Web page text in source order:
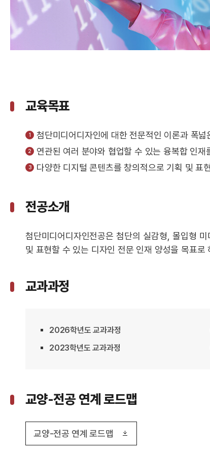
교육목표
첨단미디어디자인에 대한 전문적인 이론과 폭
연관된 여러 분야와 협업할 수 있는 융복합 인재
다양한 디지털 콘텐츠를 창의적으로 기획 및
전공소개
첨단미디어디자인전공은 첨단의 실감형, 몰입형
및 표현할 수 있는 디자인 전문 인재 양성을 목표
교과과정
2026학년도 교과과정
2023학년도 교과과정
교양-전공 연계 로드맵
교양-전공 연계 로드맵